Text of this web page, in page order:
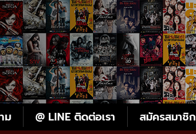
ม @ LINE ติดต่อเรา สมัครสมาชิก